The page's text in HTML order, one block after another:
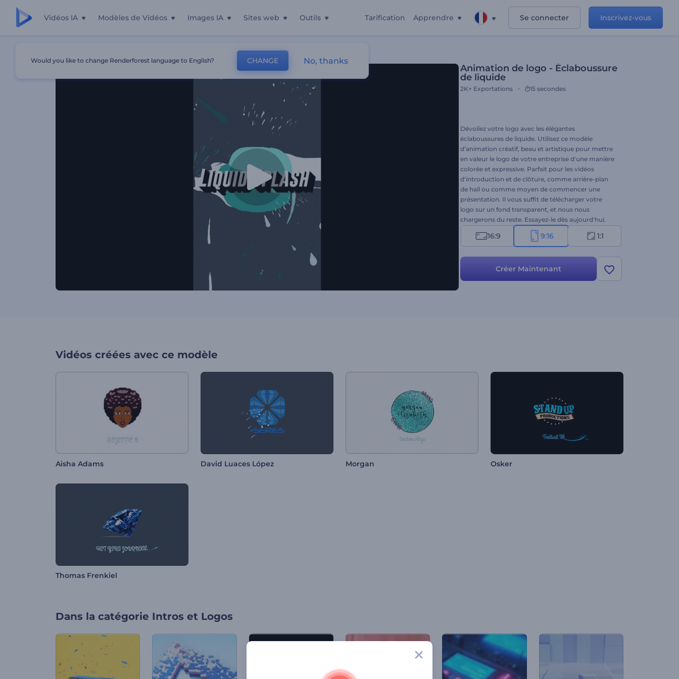
Vidéos IA Modèles de Vidéos Images IA Sites web Outils Tarification Apprendre Se connecter Inscrivez-vous
Animation De Logo - Éclaboussure De Liquide
Animation de logo - Éclaboussure
de liquide
2K+ Exportations 15 secondes
Dévoilez votre logo avec les élégantes
éclaboussures de liquide. Utilisez ce modèle
d’animation créatif, beau et artistique pour mettre
en valeur le logo de votre entreprise d'une manière
colorée et expressive. Parfait pour les vidéos
d'introduction et de clôture, comme arrière-plan
de hall ou comme moyen de commencer une
présentation. Il vous suffit de télécharger votre
logo sur un fond transparent, et nous nous
chargerons du reste. Essayez-le dès aujourd'hui.
16:9 9:16 1:1
Créer Maintenant
Vidéos créées avec ce modèle
Aisha Adams David Luaces López Morgan Osker
Thomas Frenkiel
Dans la catégorie Intros et Logos
Would you like to change Renderforest language to English? CHANGE No, thanks